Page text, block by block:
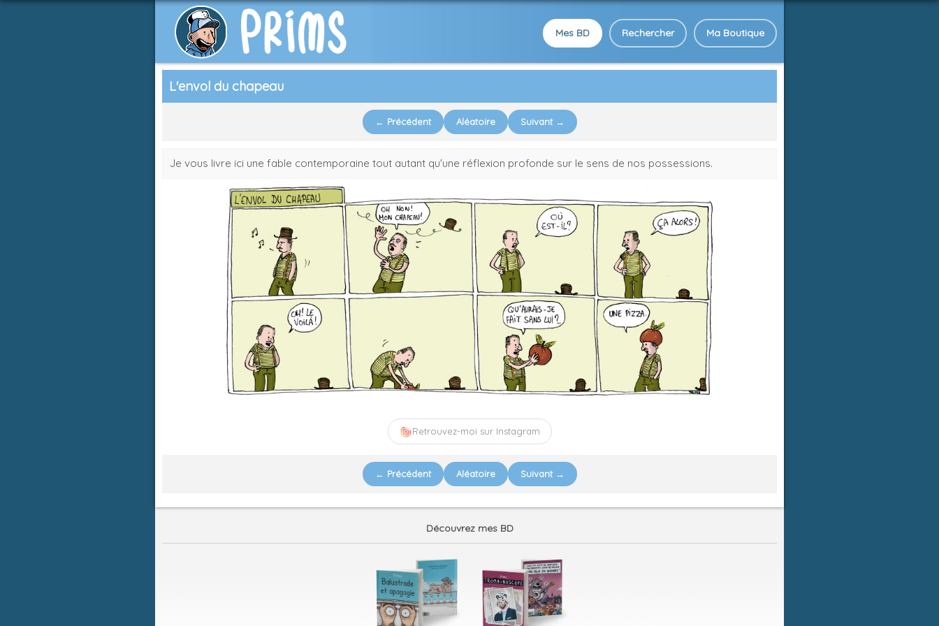
Mes BD Rechercher Ma Boutique
L'envol du chapeau
← Précédent Aléatoire Suivant →
Je vous livre ici une fable contemporaine tout autant qu'une réflexion profonde sur le sens de nos possessions.
Retrouvez-moi sur Instagram
← Précédent Aléatoire Suivant →
Découvrez mes BD